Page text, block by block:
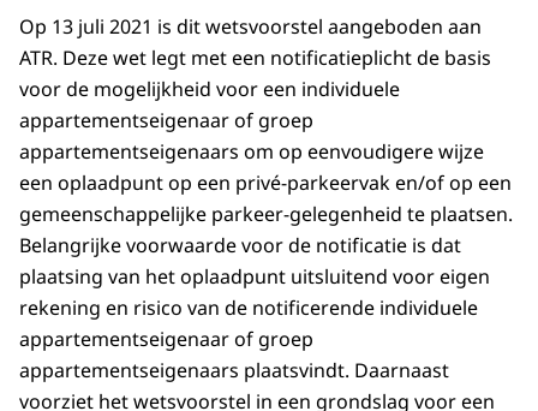
Op 13 juli 2021 is dit wetsvoorstel aangeboden aan
ATR. Deze wet legt met een notificatieplicht de basis
voor de mogelijkheid voor een individuele
appartementseigenaar of groep
appartementseigenaars om op eenvoudigere wijze
een oplaadpunt op een privé-parkeervak en/of op een
gemeenschappelijke parkeer-gelegenheid te plaatsen.
Belangrijke voorwaarde voor de notificatie is dat
plaatsing van het oplaadpunt uitsluitend voor eigen
rekening en risico van de notificerende individuele
appartementseigenaar of groep
appartementseigenaars plaatsvindt. Daarnaast
voorziet het wetsvoorstel in een grondslag voor een